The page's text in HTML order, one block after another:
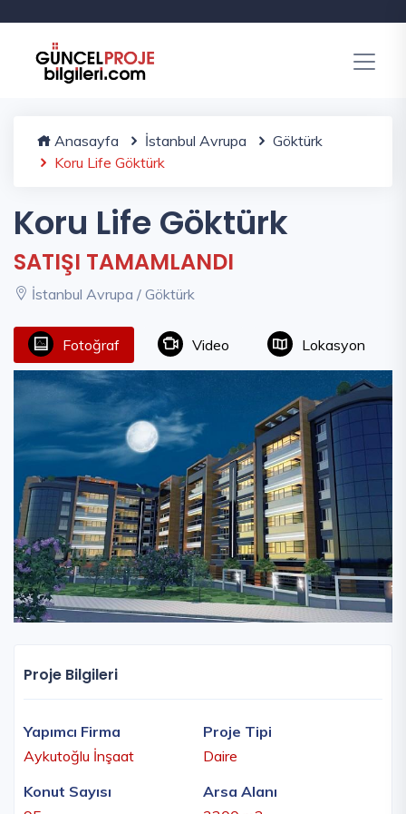
Anasayfa İstanbul Avrupa
Göktürk
Koru Life Göktürk
Koru Life Göktürk
SATIŞI TAMAMLANDI
İstanbul Avrupa / Göktürk
Fotoğraf Video Lokasyon
Proje Bilgileri
Yapımcı Firma
Aykutoğlu İnşaat
Proje Tipi
Daire
Konut Sayısı
Arsa Alanı